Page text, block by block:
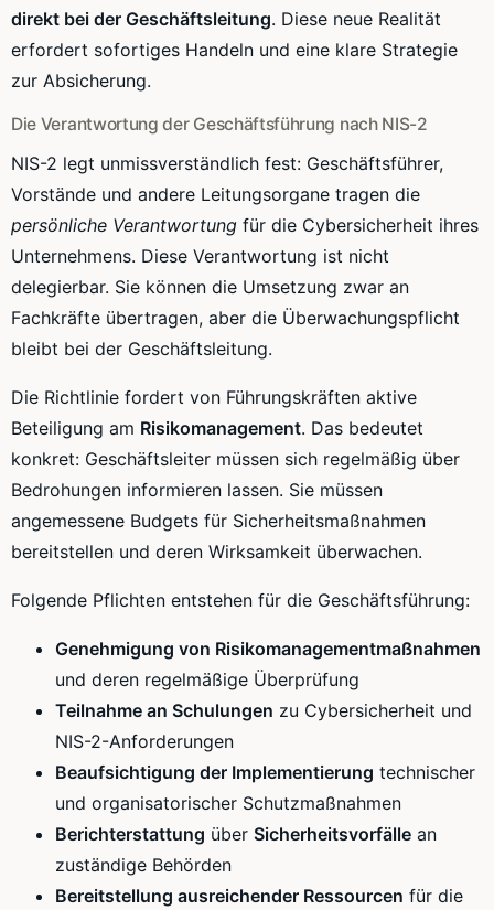
direkt bei der Geschäftsleitung. Diese neue Realität
erfordert sofortiges Handeln und eine klare Strategie
zur Absicherung.
Die Verantwortung der Geschäftsführung nach NIS-2
NIS-2 legt unmissverständlich fest: Geschäftsführer,
Vorstände und andere Leitungsorgane tragen die
persönliche Verantwortung für die Cybersicherheit ihres
Unternehmens. Diese Verantwortung ist nicht
delegierbar. Sie können die Umsetzung zwar an
Fachkräfte übertragen, aber die Überwachungspflicht
bleibt bei der Geschäftsleitung.
Die Richtlinie fordert von Führungskräften aktive
Beteiligung am Risikomanagement. Das bedeutet
konkret: Geschäftsleiter müssen sich regelmäßig über
Bedrohungen informieren lassen. Sie müssen
angemessene Budgets für Sicherheitsmaßnahmen
bereitstellen und deren Wirksamkeit überwachen.
Folgende Pflichten entstehen für die Geschäftsführung:
Genehmigung von Risikomanagementmaßnahmen
und deren regelmäßige Überprüfung
Teilnahme an Schulungen zu Cybersicherheit und
NIS-2-Anforderungen
Beaufsichtigung der Implementierung technischer
und organisatorischer Schutzmaßnahmen
Berichterstattung über Sicherheitsvorfälle an
zuständige Behörden
Bereitstellung ausreichender Ressourcen für die